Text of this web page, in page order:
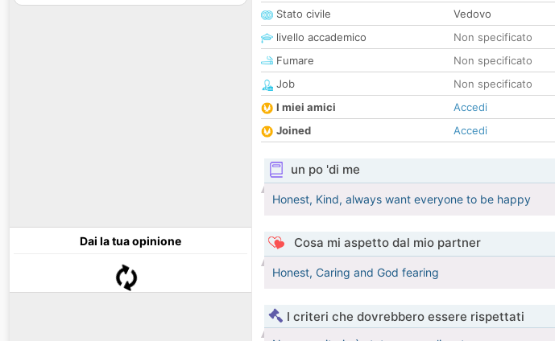
Dai la tua opinione
Stato civile
Vedovo
livello accademico
Non specificato
Fumare
Non specificato
Job
Non specificato
I miei amici
Accedi
Joined
Accedi
un po 'di me
Honest, Kind, always want everyone to be happy
Cosa mi aspetto dal mio partner
Honest, Caring and God fearing
I criteri che dovrebbero essere rispettati